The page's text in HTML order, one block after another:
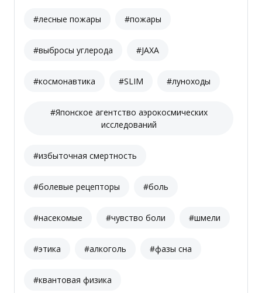
#лесные пожары #пожары
#выбросы углерода #JAXA
#космонавтика #SLIM #луноходы
#Японское агентство аэрокосмических
исследований
#избыточная смертность
#болевые рецепторы #боль
#насекомые #чувство боли #шмели
#этика #алкоголь #фазы сна
#квантовая физика